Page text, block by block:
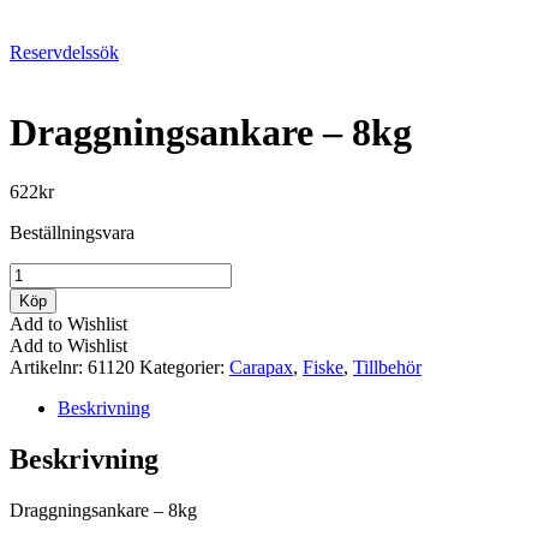
Reservdelssök
Draggningsankare – 8kg
622kr
Beställningsvara
Draggningsankare
-
8kg
mängd
Köp
Add to Wishlist
Add to Wishlist
Artikelnr: 61120 Kategorier: Carapax, Fiske, Tillbehör
Beskrivning
Beskrivning
Draggningsankare – 8kg